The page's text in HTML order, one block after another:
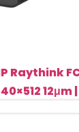
Raythink
12μm
025)